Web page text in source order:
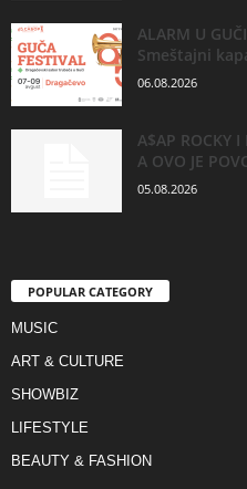
ALARM U
Smeštajni
06.08.2026
A$AP ROCKY I
A OVO JE
05.08.2026
POPULAR CATEGORY
MUSIC
ART & CULTURE
SHOWBIZ
LIFESTYLE
BEAUTY & FASHION